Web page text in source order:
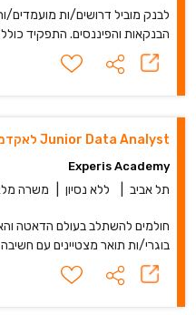
לבנק מוביל דרושים/ות מועמדים/
הבנקאות והפיננסים. התפקיד
Junior Data Analyst לאקדמאים עם ראש אנליטי
Experis Academy
תל אביב ללא נסיון משרה
חולמים להשתלב בעולם הדאטה
בוגרי/ות תואר מצטיינים עם